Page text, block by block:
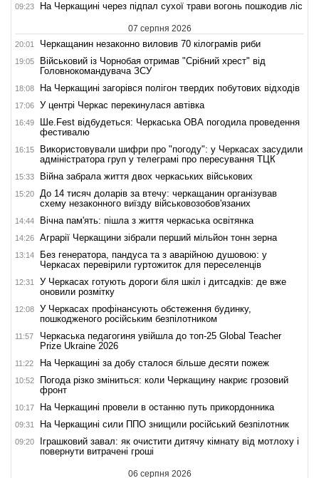
09:23 На Черкащині через підпал сухої трави вогонь пошкодив ліс
07 серпня 2026
20:01 Черкащанин незаконно виловив 70 кілограмів риби
19:05
Військовий із Чорнобая отримав "Срібний хрест" від
Головнокомандувача ЗСУ
18:08 На Черкащині загорівся полігон твердих побутових відходів
17:06 У центрі Черкас перекинулася автівка
16:49
Ше.Fest відбудеться: Черкаська ОВА погодила проведення
фестивалю
16:15
Використовували шифри про "погоду": у Черкасах засудили
адміністратора груп у телеграмі про пересування ТЦК
15:33 Війна забрала життя двох черкаських військових
15:20
До 14 тисяч доларів за втечу: черкащанин організував
схему незаконного виїзду військовозобов'язаних
14:44 Вічна пам'ять: пішла з життя черкаська освітянка
14:26 Аграрії Черкащини зібрали перший мільйон тонн зерна
13:14
Без генератора, пандуса та з аварійною душовою: у
Черкасах перевірили гуртожиток для переселенців
12:31
У Черкасах готують дороги біля шкіл і дитсадків: де вже
оновили розмітку
12:08
У Черкасах профінансують обстеження будинку,
пошкодженого російським безпілотником
11:57
Черкаська педагогиня увійшла до топ-25 Global Teacher
Prize Ukraine 2026
11:22 На Черкащині за добу сталося більше десяти пожеж
10:52
Погода різко зміниться: коли Черкащину накриє грозовий
фронт
10:17 На Черкащині провели в останню путь прикордонника
09:31 На Черкащині сили ППО знищили російський безпілотник
09:20
Іграшковий завал: як очистити дитячу кімнату від мотлоху і
повернути витрачені гроші
06 серпня 2026